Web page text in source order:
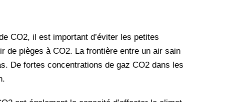
CO2, il est important d’éviter les petites
de pièges à CO2. La frontière entre un air sain
De fortes concentrations de gaz CO2 dans les